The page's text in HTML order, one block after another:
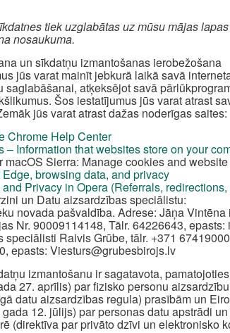
tiek uzglabātas uz mūsu mājas
nosaukuma.
un sīkdatņu izmantošanas ierobežošana
jūs varat mainīt jebkurā laikā savā
saglabāšanai, atķeksējot savā
Šos iestatījumus jūs varat atrast
jūs varat atrast dažas noderīgas saites:
Chrome Help Center
– Information that websites store on your
macOS Sierra: Manage cookies and
Edge, browsing data, and privacy
Privacy in Opera (Referrals,
un Datu aizsardzības speciālistu:
novada pašvaldība. Adrese: Jāņa
Nr. 90009114148, Tālr. 64226643, epasts:
speciālisti Raivis Grūbe, tālr. +371
epasts: Viesturs@grubesbirojs.lv
izmantošanu ir sagatavota,
27. aprīlis) par fizisko personu
datu aizsardzības regula) prasībām un
12. jūlijs) par personas datu apstrādi
(direktīva par privāto dzīvi un elektronisko